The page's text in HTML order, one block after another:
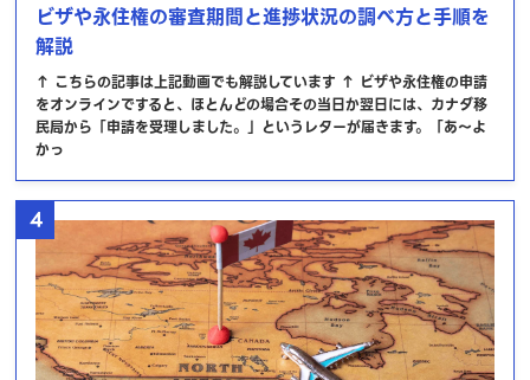
ビザや永住権の審査期間と進捗状況の調べ方と手順を
解説
↑ こちらの記事は上記動画でも解説しています ↑ ビザや永住権の申請
をオンラインですると、ほとんどの場合その当日か翌日には、カナダ移
民局から「申請を受理しました。」というレターが届きます。「あ～よ
かっ
4